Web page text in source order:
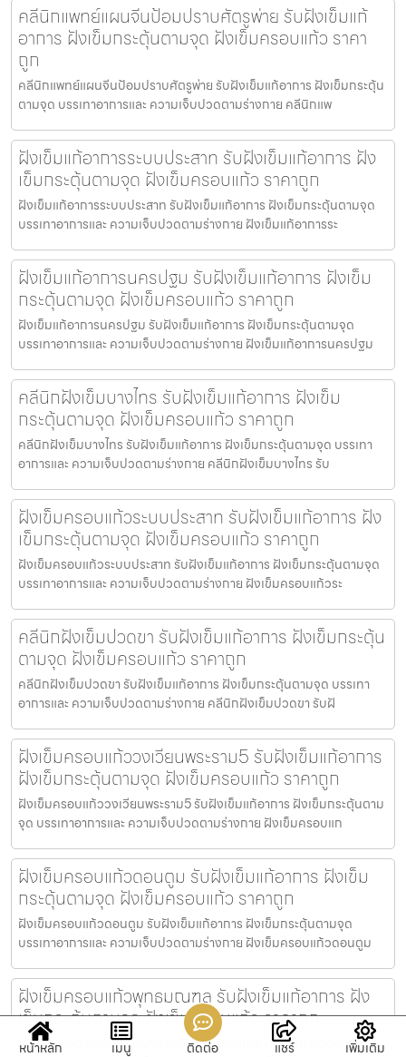
คลีนิกแพทย์แผนจีนป้อมปราบศัตรูพ่าย รับฝังเข็มแก้
อาการ ฝังเข็มกระตุ้นตามจุด ฝังเข็มครอบแก้ว ราคา
ถูก
คลีนิกแพทย์แผนจีนป้อมปราบศัตรูพ่าย รับฝังเข็มแก้อาการ ฝังเข็มกระตุ้น
ตามจุด บรรเทาอาการและ ความเจ็บปวดตามร่างกาย คลีนิกแพ
ฝังเข็มแก้อาการระบบประสาท รับฝังเข็มแก้อาการ ฝัง
เข็มกระตุ้นตามจุด ฝังเข็มครอบแก้ว ราคาถูก
ฝังเข็มแก้อาการระบบประสาท รับฝังเข็มแก้อาการ ฝังเข็มกระตุ้นตามจุด
บรรเทาอาการและ ความเจ็บปวดตามร่างกาย ฝังเข็มแก้อาการระ
ฝังเข็มแก้อาการนครปฐม รับฝังเข็มแก้อาการ ฝังเข็ม
กระตุ้นตามจุด ฝังเข็มครอบแก้ว ราคาถูก
ฝังเข็มแก้อาการนครปฐม รับฝังเข็มแก้อาการ ฝังเข็มกระตุ้นตามจุด
บรรเทาอาการและ ความเจ็บปวดตามร่างกาย ฝังเข็มแก้อาการนครปฐม
คลีนิกฝังเข็มบางไทร รับฝังเข็มแก้อาการ ฝังเข็ม
กระตุ้นตามจุด ฝังเข็มครอบแก้ว ราคาถูก
คลีนิกฝังเข็มบางไทร รับฝังเข็มแก้อาการ ฝังเข็มกระตุ้นตามจุด บรรเทา
อาการและ ความเจ็บปวดตามร่างกาย คลีนิกฝังเข็มบางไทร รับ
ฝังเข็มครอบแก้วระบบประสาท รับฝังเข็มแก้อาการ ฝัง
เข็มกระตุ้นตามจุด ฝังเข็มครอบแก้ว ราคาถูก
ฝังเข็มครอบแก้วระบบประสาท รับฝังเข็มแก้อาการ ฝังเข็มกระตุ้นตามจุด
บรรเทาอาการและ ความเจ็บปวดตามร่างกาย ฝังเข็มครอบแก้วระ
คลีนิกฝังเข็มปวดขา รับฝังเข็มแก้อาการ ฝังเข็มกระตุ้น
ตามจุด ฝังเข็มครอบแก้ว ราคาถูก
คลีนิกฝังเข็มปวดขา รับฝังเข็มแก้อาการ ฝังเข็มกระตุ้นตามจุด บรรเทา
อาการและ ความเจ็บปวดตามร่างกาย คลีนิกฝังเข็มปวดขา รับฝั
ฝังเข็มครอบแก้ววงเวียนพระราม5 รับฝังเข็มแก้อาการ
ฝังเข็มกระตุ้นตามจุด ฝังเข็มครอบแก้ว ราคาถูก
ฝังเข็มครอบแก้ววงเวียนพระราม5 รับฝังเข็มแก้อาการ ฝังเข็มกระตุ้นตาม
จุด บรรเทาอาการและ ความเจ็บปวดตามร่างกาย ฝังเข็มครอบแก
ฝังเข็มครอบแก้วดอนตูม รับฝังเข็มแก้อาการ ฝังเข็ม
กระตุ้นตามจุด ฝังเข็มครอบแก้ว ราคาถูก
ฝังเข็มครอบแก้วดอนตูม รับฝังเข็มแก้อาการ ฝังเข็มกระตุ้นตามจุด
บรรเทาอาการและ ความเจ็บปวดตามร่างกาย ฝังเข็มครอบแก้วดอนตูม
ฝังเข็มครอบแก้วพุทธมณฑล รับฝังเข็มแก้อาการ ฝัง
เข็มกระตุ้นตามจุด ฝังเข็มครอบแก้ว ราคาถูก
ฝังเข็มครอบแก้วพุทธมณฑล รับฝังเข็มแก้อาการ ฝังเข็มกระตุ้นตามจุด
หน้าหลัก เมนู ติดต่อ แชร์ เพิ่มเติม